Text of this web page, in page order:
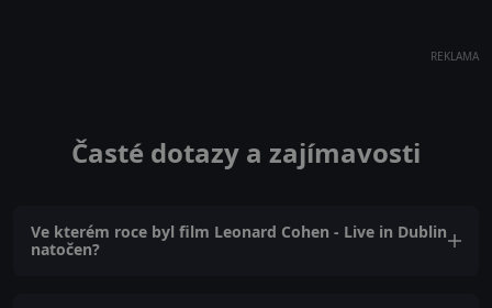
REKLAMA
Časté dotazy a zajímavosti
Ve kterém roce byl film Leonard Cohen - Live in Dublin
natočen?